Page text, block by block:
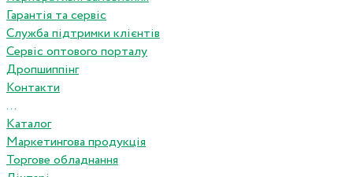
Гарантія та сервіс
Служба підтримки клієнтів
Сервіс оптового порталу
Дропшиппінг
Контакти
...
Каталог
Маркетингова продукція
Торгове обладнання